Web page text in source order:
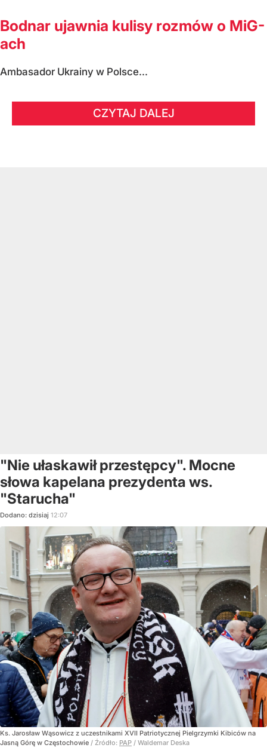
Bodnar ujawnia kulisy rozmów o MiG-
ach
Ambasador Ukrainy w Polsce...
CZYTAJ DALEJ
"Nie ułaskawił przestępcy". Mocne
słowa kapelana prezydenta ws.
"Starucha"
Dodano: dzisiaj 12:07
Ks. Jarosław Wąsowicz z uczestnikami XVII Patriotycznej Pielgrzymki Kibiców na
Jasną Górę w Częstochowie / Źródło: PAP / Waldemar Deska